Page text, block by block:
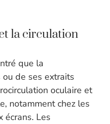
la circulation
que la
de ses extraits
oculaire et
notamment chez les
écrans. Les